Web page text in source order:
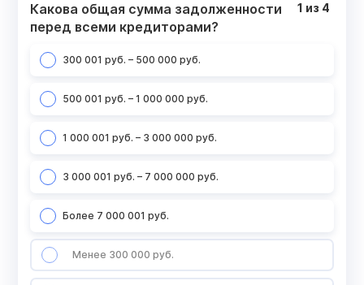
Какова общая сумма задолженности
перед всеми кредиторами?
300 001 руб. – 500 000 руб.
500 001 руб. – 1 000 000 руб.
1 000 001 руб. – 3 000 000 руб.
3 000 001 руб. – 7 000 000 руб.
Более 7 000 001 руб.
Менее 300 000 руб.
1 из 4